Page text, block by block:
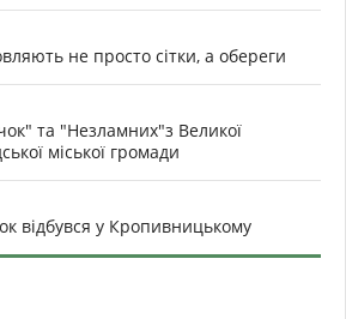
не просто сітки, а обереги
та "Незламних"з Великої
міської громади
відбувся у Кропивницькому